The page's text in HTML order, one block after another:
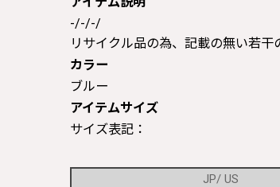
-/-/-/
リサイクル品の為、記載の無い若
カラー
ブルー
アイテムサイズ
サイズ表記：
JP/ US